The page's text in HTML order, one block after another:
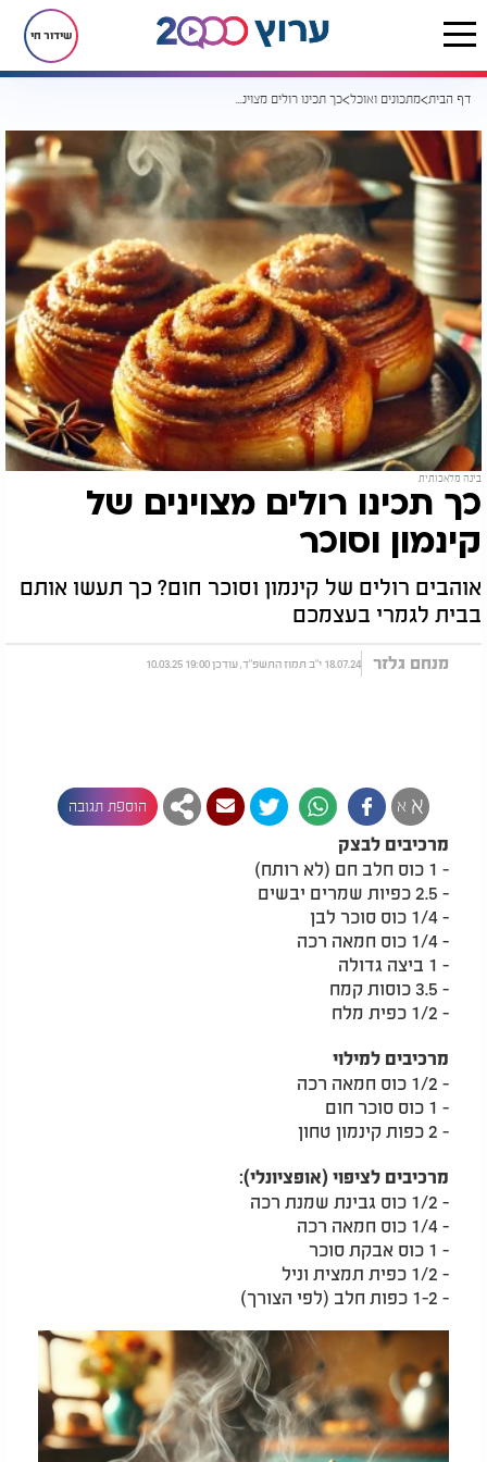
שידור חי
דף הבית מתכונים ואוכל כך תכינו רולים מצוינים של קינמון וסוכר
בינה מלאכותית
כך תכינו רולים מצוינים של
קינמון וסוכר
אוהבים רולים של קינמון וסוכר חום? כך תעשו אותם
בבית לגמרי בעצמכם
מנחם גלזר 18.07.24 י"ב תמוז התשפ"ד, עודכן 19:00 10.03.25
א א הוספת תגובה
מרכיבים לבצק
- 1 כוס חלב חם (לא רותח)
- 2.5 כפיות שמרים יבשים
- 1/4 כוס סוכר לבן
- 1/4 כוס חמאה רכה
- 1 ביצה גדולה
- 3.5 כוסות קמח
- 1/2 כפית מלח
מרכיבים למילוי
- 1/2 כוס חמאה רכה
- 1 כוס סוכר חום
- 2 כפות קינמון טחון
מרכיבים לציפוי (אופציונלי):
- 1/2 כוס גבינת שמנת רכה
- 1/4 כוס חמאה רכה
- 1 כוס אבקת סוכר
- 1/2 כפית תמצית וניל
- 1-2 כפות חלב (לפי הצורך)